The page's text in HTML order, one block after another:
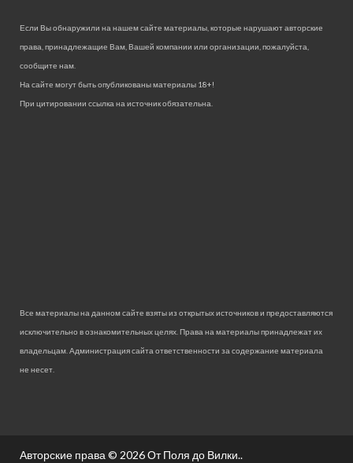
Если Вы обнаружили на нашем сайте материалы, которые нарушают авторские
права, принадлежащие Вам, Вашей компании или организации, пожалуйста,
сообщите нам.
На сайте могут быть опубликованы материалы 18+!
При цитировании ссылка на источник обязательна.
Все материалы на данном сайте взяты из открытых источников и предоставляются
исключительно в ознакомительных целях. Права на материалы принадлежат их
владельцам. Администрация сайта ответственности за содержание материала
не несет.
Авторские права © 2026От Поля до Вилки..